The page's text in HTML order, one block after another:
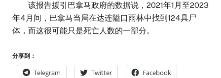
该报告援引巴拿马政府的数据说，2021年1月至2023
年4月间，巴拿马当局在达连隘口雨林中找到124具尸
体，而这很可能只是死亡人数的一部分。
分享到：
Telegram Twitter Facebook